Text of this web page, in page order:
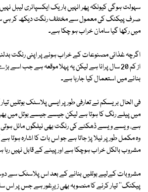
سہولت ہوگی کیونکہ پھر انہیں باریک ایکسپائری لیبل
صرف پیکنگ کی معمول سے مختلف رنگت دیکھ کر ہی
میں رکھا گیا سامان خراب ہو چکا ہے۔
اگرچہ غذائی مصنوعات کے خراب ہونے پر اپنی رنگت
از کم 20 سال پرانا ہے لیکن یہ پہلا موقعہ ہے جب
بنانے میں استعمال کیا جارہا ہے۔
فی الحال بریسکم نے تعارفی طور پر ایسی پلاسٹک بوتلیں
میں پیلے رنگ کا ہوتا ہے لیکن جیسے جیسے بوتل میں
ہے، ویسے ویسے ڈھکنے کی رنگت بھی نیلگوں مائل
وہ مکمل طور پر نیلا پڑ جاتا ہے جو اس بات کا اشارہ ہوتا
مشروب بالکل خراب ہوچکا ہے اور پینے کے قابل نہیں رہا
مشروبات کےلیے بوتلیں بنانے کے بعد اس پلاسٹک سے
پیکنگ'' تیار کرنے کا منصوبہ بھی زیرِغور ہے جس پر اس